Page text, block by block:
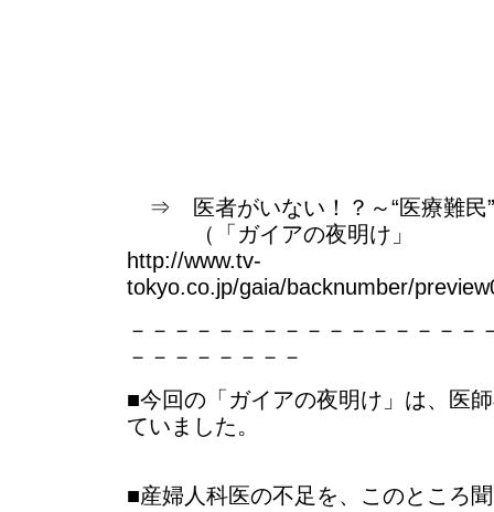
⇒ 医者がいない！？～“医療難民
（「ガイアの夜明け」
http://www.tv-
tokyo.co.jp/gaia/backnumber/
－－－－－－－－－－－－－－－－
－－－－－－－－
■今回の「ガイアの夜明け」は、医
ていました。
■産婦人科医の不足を、このところ